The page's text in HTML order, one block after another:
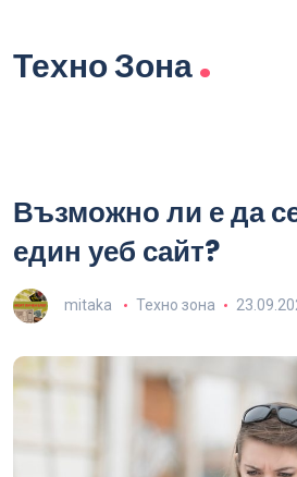
Техно Зона.
Възможно ли е да
един уеб сайт?
mitaka Техно зона